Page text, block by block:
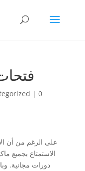
فتحات
| 0
على الرغم من أن
الاستمتاع بجميع
دورات مجانية.